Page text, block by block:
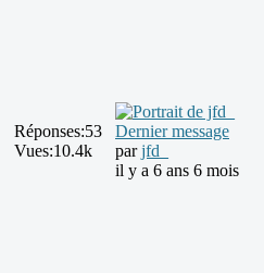
Réponses:53
Vues:10.4k
Dernier message
parjfd_
il y a 6 ans 6 mois